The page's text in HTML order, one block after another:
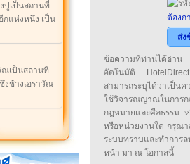
ปูเป็นสถานที่
กแห่งหนึ่ง เป็น
เป็นสถานที่
งช้างเอราวัณ
ต้องก
ส่ง
ข้อความที่ท่านได้อ่าน
อัตโนมัติ
สามารถระบุได้ว่าเป็น
ใช้วิจารณญาณในกา
กฎหมายและศีลธรรม
หรือหน่วยงานใด กรุณา
ระบบทราบและทำกา
หน้า มา ณ โอกาสนี้